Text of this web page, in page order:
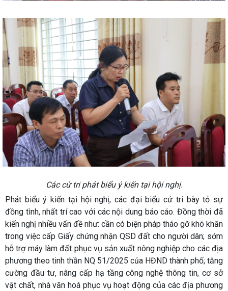
Các cử tri phát biểu ý kiến tại hội nghị.
Phát biểu ý kiến tại hội nghị, các đại biểu cử tri bày tỏ sự
đồng tình, nhất trí cao với các nội dung báo cáo. Đồng thời đã
kiến nghị nhiều vấn đề như: cần có biện pháp tháo gỡ khó khăn
trong việc cấp Giấy chứng nhận QSD đất cho người dân; sớm
hỗ trợ máy làm đất phục vụ sản xuất nông nghiệp cho các địa
phương theo tinh thần NQ 51/2025 của HĐND thành phố; tăng
cường đầu tư, nâng cấp hạ tầng công nghệ thông tin, cơ sở
vật chất, nhà văn hoá phục vụ hoạt động của các địa phương